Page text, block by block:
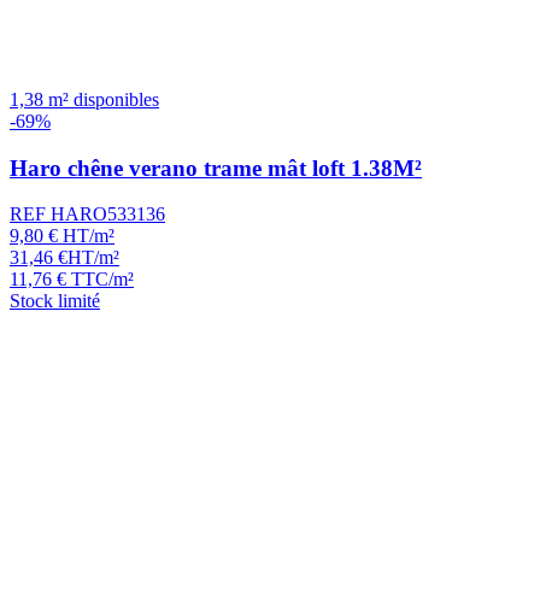
1,38 m² disponibles
-69%
Haro chêne verano trame mât loft 1.38M²
REF HARO533136
9,80 € HT/m²
31,46 €HT/m²
11,76 € TTC/m²
Stock limité